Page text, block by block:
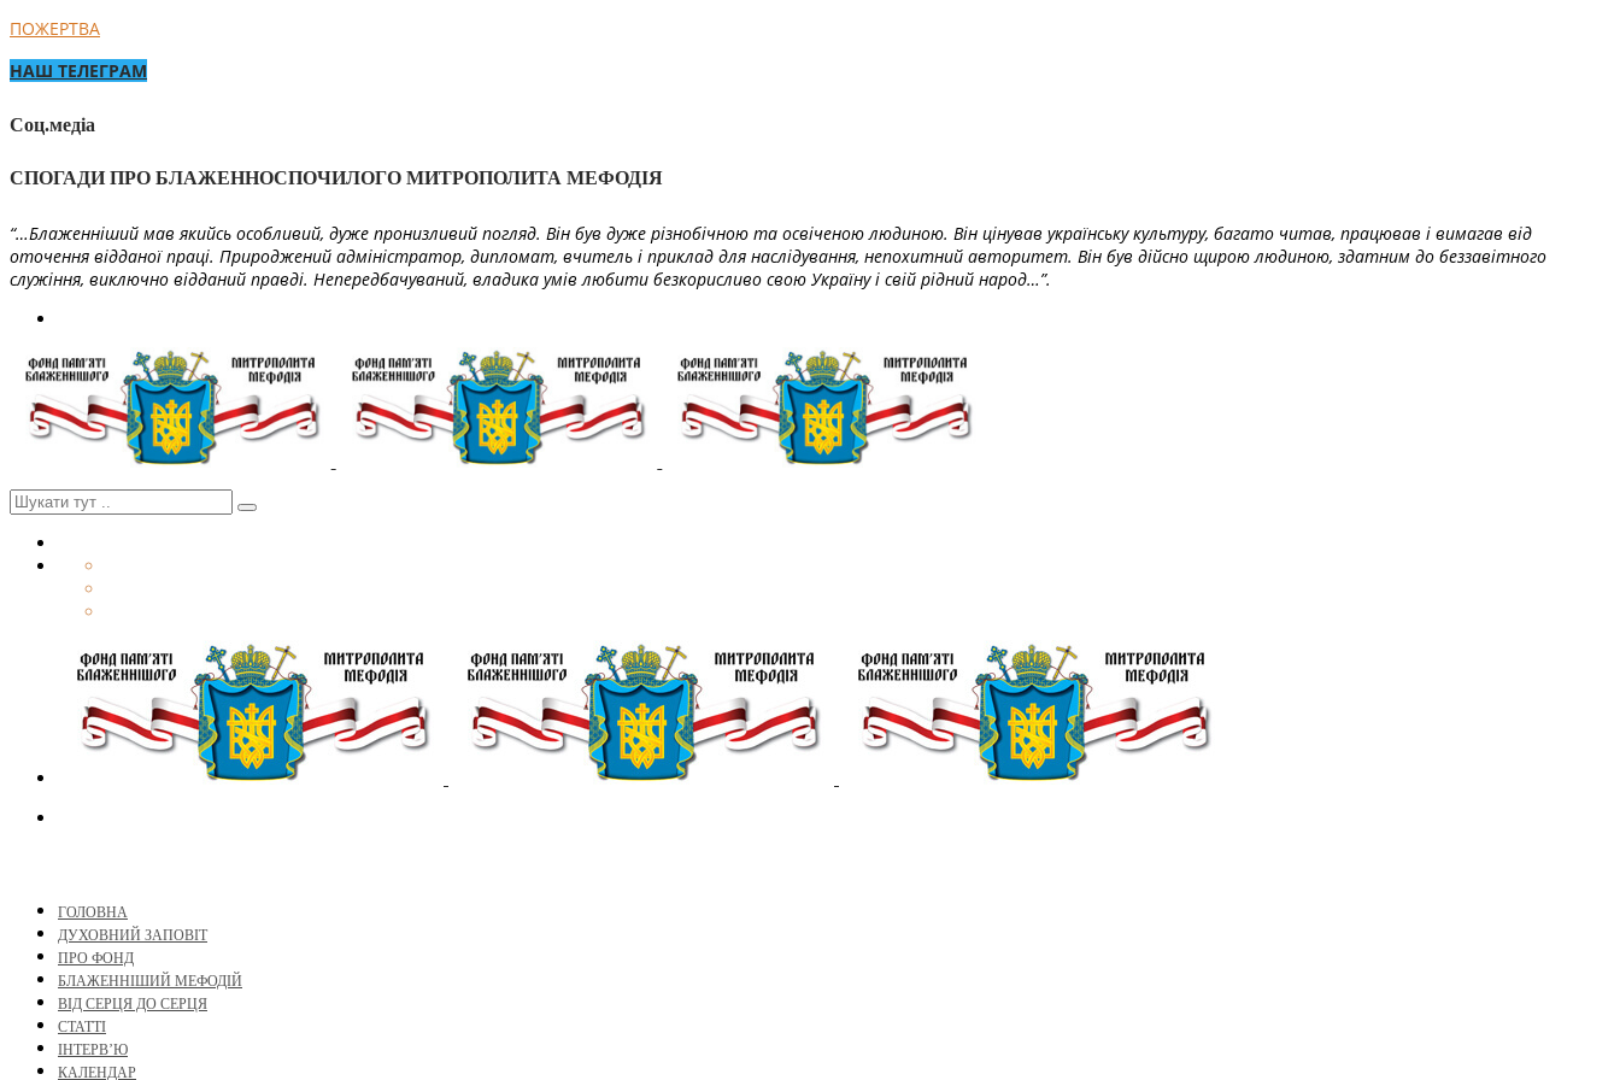
ПОЖЕРТВА
НАШ ТЕЛЕГРАМ
Соц.медіа
СПОГАДИ ПРО БЛАЖЕННОСПОЧИЛОГО МИТРОПОЛИТА МЕФОДІЯ
“…Блаженніший мав якийсь особливий, дуже пронизливий погляд. Він був дуже різнобічною та освіченою людиною. Він цінував українську культуру, багато читав, працював і вимагав від
оточення відданої праці. Природжений адміністратор, дипломат, вчитель і приклад для наслідування, непохитний авторитет. Він був дійсно щирою людиною, здатним до беззавітного
служіння, виключно відданий правді. Непередбачуваний, владика умів любити безкорисливо свою Україну і свій рідний народ…”.
ГОЛОВНА
ДУХОВНИЙ ЗАПОВІТ
ПРО ФОНД
БЛАЖЕННІШИЙ МЕФОДІЙ
ВІД СЕРЦЯ ДО СЕРЦЯ
СТАТТІ
ІНТЕРВ’Ю
КАЛЕНДАР